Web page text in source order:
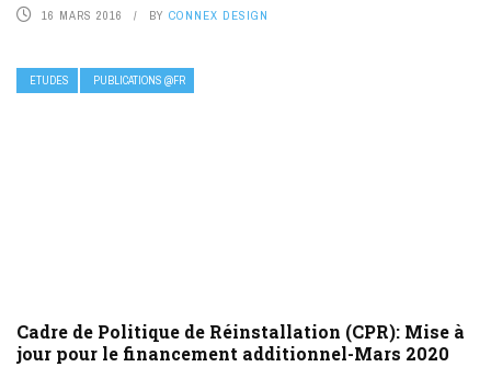
16 MARS 2016 BY CONNEX DESIGN
ETUDES PUBLICATIONS @FR
Cadre de Politique de Réinstallation (CPR): Mise à
jour pour le financement additionnel-Mars 2020